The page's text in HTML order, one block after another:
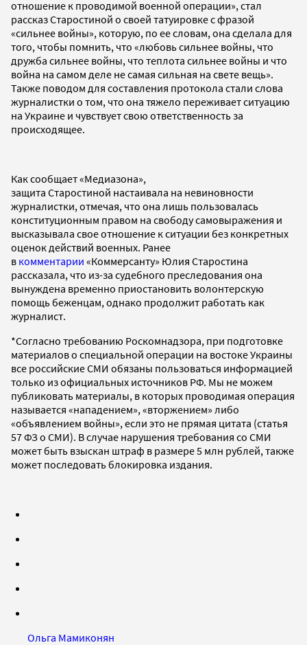
отношение к проводимой военной операции», стал
рассказ Старостиной о своей татуировке с фразой
«сильнее войны», которую, по ее словам, она сделала для
того, чтобы помнить, что «любовь сильнее войны, что
дружба сильнее войны, что теплота сильнее войны и что
война на самом деле не самая сильная на свете вещь».
Также поводом для составления протокола стали слова
журналистки о том, что она тяжело переживает ситуацию
на Украине и чувствует свою ответственность за
происходящее.
Как сообщает «Медиазона»,
защита Старостиной настаивала на невиновности
журналистки, отмечая, что она лишь пользовалась
конституционным правом на свободу самовыражения и
высказывала свое отношение к ситуации без конкретных
оценок действий военных. Ранее
в комментарии «Коммерсанту» Юлия Старостина
рассказала, что из-за судебного преследования она
вынуждена временно приостановить волонтерскую
помощь беженцам, однако продолжит работать как
журналист.
*Согласно требованию Роскомнадзора, при подготовке
материалов о специальной операции на востоке Украины
все российские СМИ обязаны пользоваться информацией
только из официальных источников РФ. Мы не можем
публиковать материалы, в которых проводимая операция
называется «нападением», «вторжением» либо
«объявлением войны», если это не прямая цитата (статья
57 ФЗ о СМИ). В случае нарушения требования со СМИ
может быть взыскан штраф в размере 5 млн рублей, также
может последовать блокировка издания.
Ольга Мамиконян